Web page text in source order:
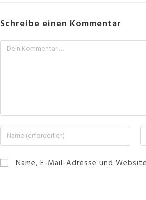
Schreibe einen Kommentar
Name, E-Mail-Adresse und